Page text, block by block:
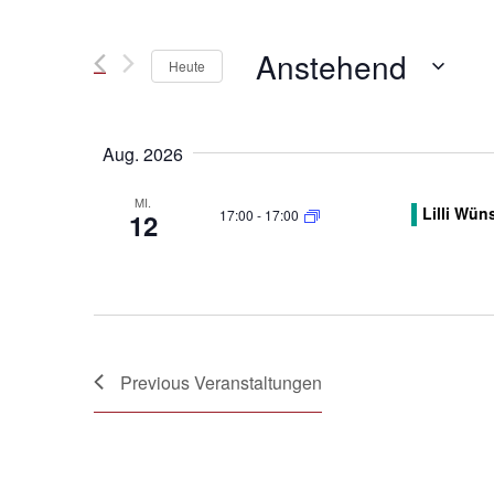
und
Ansichten,
Navigation
Schlüsselwort.
Heute Anstehend
Aug. 2026
MI.
12 17:00 - 17:00 Lilli
PreviousVeranstaltungen